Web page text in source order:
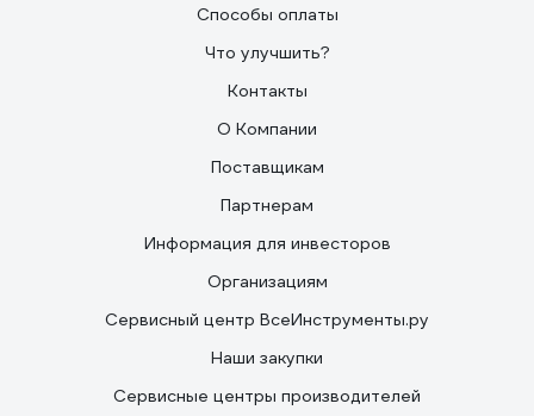
Способы оплаты
Что улучшить?
Контакты
О Компании
Поставщикам
Партнерам
Информация для инвесторов
Организациям
Сервисный центр ВсеИнструменты.ру
Наши закупки
Сервисные центры производителей